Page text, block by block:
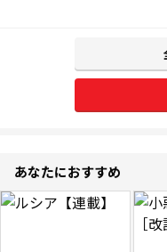
あなたにおすすめ